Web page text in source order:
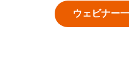
ウェビナー